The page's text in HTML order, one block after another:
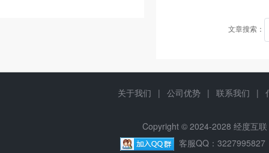
文章搜索：
关于我们 | 公司优势 | 联系我们 |
Copyright © 2024-2028 经度互
客服QQ：